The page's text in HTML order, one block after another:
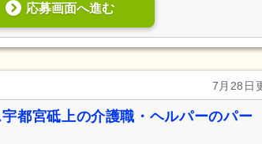
応募画面へ進む
7月28日
都宮砥上の介護職・ヘルパーのパー